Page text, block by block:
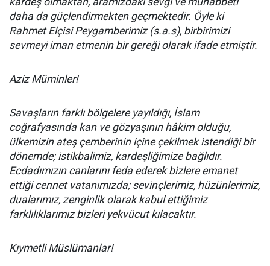
daha da güçlendirmekten geçmektedir. Öyle ki
Rahmet Elçisi Peygamberimiz (s.a.s), birbirimizi
sevmeyi iman etmenin bir gereği olarak ifade etmiştir.
Aziz Müminler!
Savaşların farklı bölgelere yayıldığı, İslam
coğrafyasında kan ve gözyaşının hâkim olduğu,
ülkemizin ateş çemberinin içine çekilmek istendiği bir
dönemde; istikbalimiz, kardeşliğimize bağlıdır.
Ecdadımızın canlarını feda ederek bizlere emanet
ettiği cennet vatanımızda; sevinçlerimiz, hüzünlerimiz,
dualarımız, zenginlik olarak kabul ettiğimiz
farklılıklarımız bizleri yekvücut kılacaktır.
Kıymetli Müslümanlar!